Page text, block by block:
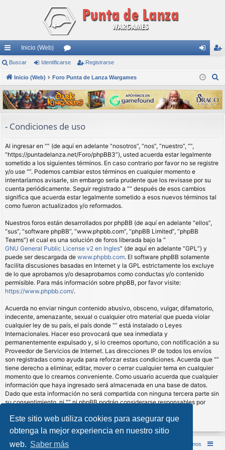
Este sitio web utiliza cookies para asegurar que
obtenga la mejor experiencia en nuestro sitio
web. Saber más
nl
ac
es
rá
s
Inicio (Web)
or
os nti
fic
ar
ist
ra
rs
Buscar Identificarse Registrarse
Inicio (Web) Foro Punta de Lanza Wargames
s
c
- Condiciones de uso
Al ingresar en “” (de aquí en adelante “nosotros”, “nos”, “nuestro”, “”,
“https://puntadelanza.net/Foro/phpBB3”), usted acuerda estar legalmente
sometido a los siguientes términos. En caso contrario por favor no se registre
y/o use “”. Podemos cambiar estos términos en cualquier momento e
intentaríamos avisarle, sin embargo sería prudente que los revisase por su
cuenta periódicamente. Seguir registrado a “” después de esos cambios
significa que acuerda estar legalmente sometido a esos nuevos términos tal
como fueron actualizados y/o reformados.
Nuestros foros están desarrollados por phpBB (de aquí en adelante “ellos”,
“sus”, “software phpBB”, “www.phpbb.com”, “phpBB Limited”, “phpBB
Teams”) el cual es una solución de foros liberada bajo la “
GNU General Public License v2 en Ingles” (de aquí en adelante “GPL”) y
puede ser descargada de www.phpbb.com. El software phpBB solamente
facilita discusiones basadas en Internet y la GPL estrictamente los excluye
de lo que aprobamos y/o desaprobamos como conductas y/o contenido
permisible. Para más información sobre phpBB, por favor visite:
https://www.phpbb.com/.
Acuerda no enviar ningun contenido abusivo, obsceno, vulgar, difamatorio,
indecente, amenazante, sexual o cualquier otro material que pueda violar
cualquier ley de su país, el país donde “” está instalado o Leyes
Internacionales. Hacer eso provocará que sea inmediata y
permanentemente expulsado y, si lo creemos oportuno, con notificación a su
Proveedor de Servicios de Internet. Las direcciones IP de todos los envíos
son registradas como ayuda para reforzar estas condiciones. Acuerda que “”
tiene derecho a eliminar, editar, mover o cerrar cualquier tema en cualquier
momento que lo creamos conveniente. Como usuario acuerda que cualquier
información que haya ingresado será almacenada en una base de datos.
Dado que esta información no será compartida con ninguna tercera parte sin
su consentimiento, ni “” ni phpBB podrán considerarse responsables por
comprometidos.
Inicio (Web) Foro Punta de Lanza Wargames Contáctenos